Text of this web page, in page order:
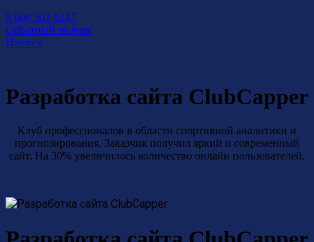
8 800 302 0247
Обратный звонок
Ижевск
Разработка сайта ClubCapper
Клуб профессионалов в области спортивной аналитики и
прогнозирования. Заказчик получил яркий и современный
сайт. На 30% увеличилось количество онлайн пользователей.